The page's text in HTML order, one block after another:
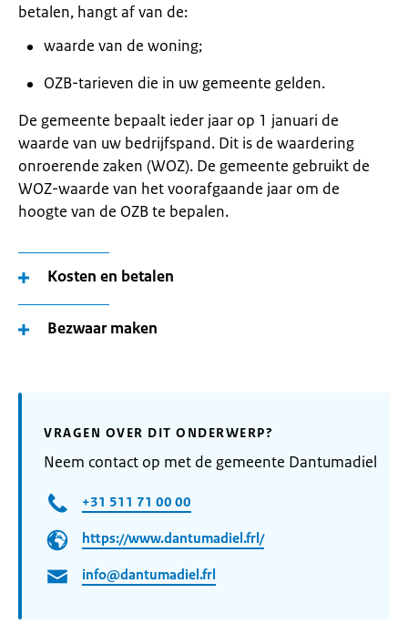
betalen, hangt af van de:
waarde van de woning;
OZB-tarieven die in uw gemeente gelden.
De gemeente bepaalt ieder jaar op 1 januari de
waarde van uw bedrijfspand. Dit is de waardering
onroerende zaken (WOZ). De gemeente gebruikt de
WOZ-waarde van het voorafgaande jaar om de
hoogte van de OZB te bepalen.
Kosten en betalen
Bezwaar maken
VRAGEN OVER DIT ONDERWERP?
Neem contact op met de gemeente Dantumadiel
+31 511 71 00 00
https://www.dantumadiel.frl/
info@dantumadiel.frl